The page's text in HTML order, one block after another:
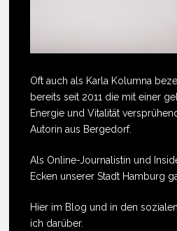
Oft auch als Karla Kolumna
bereits seit 2011 die mit einer
Energie und Vitalität
Autorin aus Bergedorf.
Als Online-Journalistin und
Ecken unserer Stadt Hamburg
Hier im Blog und in den
ich darüber.